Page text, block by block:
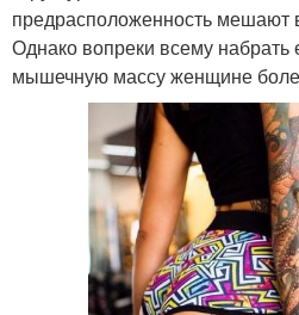
предрасположенность мешают
Однако вопреки всему набрать
мышечную массу женщине